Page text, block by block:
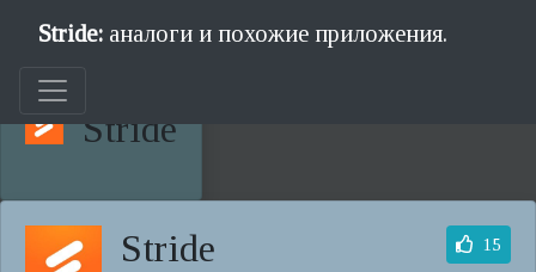
Stride: аналоги и похожие приложения.
Stride
Stride 15